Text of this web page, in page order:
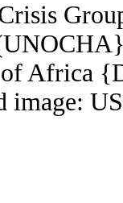
Africa
image: